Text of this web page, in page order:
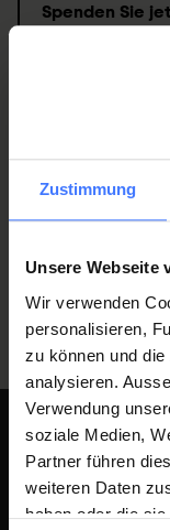
Zustimmung
Unsere Webseite
Wir verwenden
personalisieren,
zu können und
analysieren.
Verwendung
soziale Medien,
Partner führen
weiteren Daten
haben oder die
Spenden Sie
Projekte
Teil von etwas
Gruppe.
Gemeinsam mit mehr